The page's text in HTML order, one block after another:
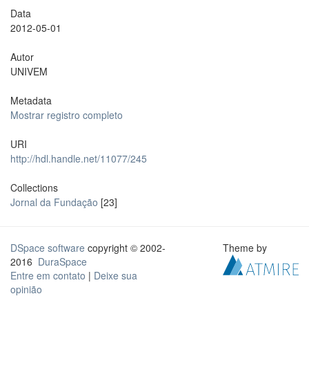
Data
2012-05-01
Autor
UNIVEM
Metadata
Mostrar registro completo
URI
http://hdl.handle.net/11077/245
Collections
Jornal da Fundação [23]
DSpace software copyright © 2002-
2016 DuraSpace
Entre em contato | Deixe sua
opinião
Theme by